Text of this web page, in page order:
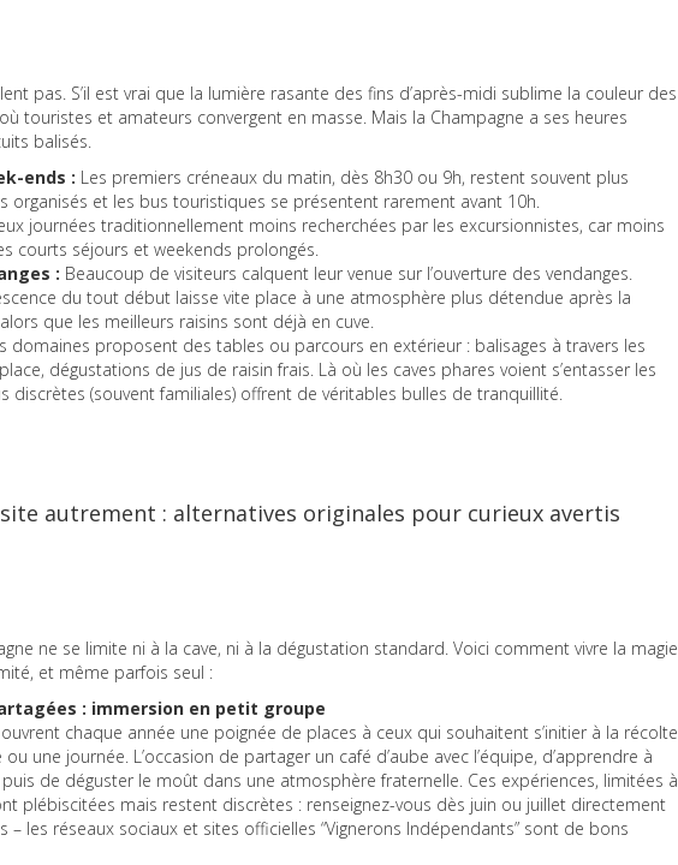
pas. S’il est vrai que la lumière rasante des fins d’après-midi sublime la couleur des
où touristes et amateurs convergent en masse. Mais la Champagne a ses heures
balisés.
ends : Les premiers créneaux du matin, dès 8h30 ou 9h, restent souvent plus
organisés et les bus touristiques se présentent rarement avant 10h.
journées traditionnellement moins recherchées par les excursionnistes, car moins
courts séjours et weekends prolongés.
: Beaucoup de visiteurs calquent leur venue sur l’ouverture des vendanges.
du tout début laisse vite place à une atmosphère plus détendue après la
que les meilleurs raisins sont déjà en cuve.
domaines proposent des tables ou parcours en extérieur : balisages à travers les
dégustations de jus de raisin frais. Là où les caves phares voient s’entasser les
discrètes (souvent familiales) offrent de véritables bulles de tranquillité.
autrement : alternatives originales pour curieux avertis
ne se limite ni à la cave, ni à la dégustation standard. Voici comment vivre la magie
et même parfois seul :
: immersion en petit groupe
chaque année une poignée de places à ceux qui souhaitent s’initier à la récolte
une journée. L’occasion de partager un café d’aube avec l’équipe, d’apprendre à
de déguster le moût dans une atmosphère fraternelle. Ces expériences, limitées à
plébiscitées mais restent discrètes : renseignez-vous dès juin ou juillet directement
– les réseaux sociaux et sites officielles “Vignerons Indépendants” sont de bons